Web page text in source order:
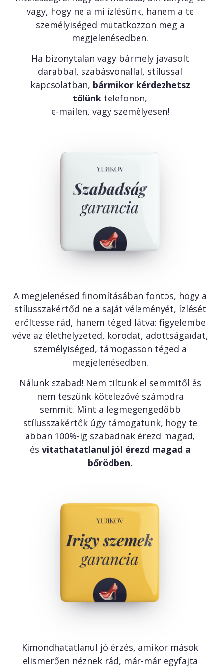
vagy, hogy ne a mi ízlésünk, hanem a te
személyiséged mutatkozzon meg a
megjelenésedben.
Ha bizonytalan vagy bármely javasolt
darabbal, szabásvonallal, stílussal
kapcsolatban, bármikor kérdezhetsz
tőlünk telefonon,
e-mailen, vagy személyesen!
A megjelenésed finomításában fontos, hogy a
stílusszakértőd ne a saját véleményét, ízlését
erőltesse rád, hanem téged látva: figyelembe
véve az élethelyzeted, korodat, adottságaidat,
személyiséged, támogasson téged a
megjelenésedben.
Nálunk szabad! Nem tiltunk el semmitől és
nem teszünk kötelezővé számodra
semmit. Mint a legmegengedőbb
stílusszakértők úgy támogatunk, hogy te
abban 100%-ig szabadnak érezd magad,
és vitathatatlanul jól érezd magad a
bőrödben.
Kimondhatatlanul jó érzés, amikor mások
elismerően néznek rád, már-már egyfajta